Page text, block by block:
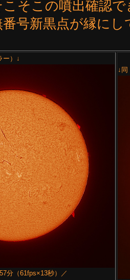
そこの噴出確認
号新黒点が縁に
ー）↓
分（61fps×13秒）／
↓同